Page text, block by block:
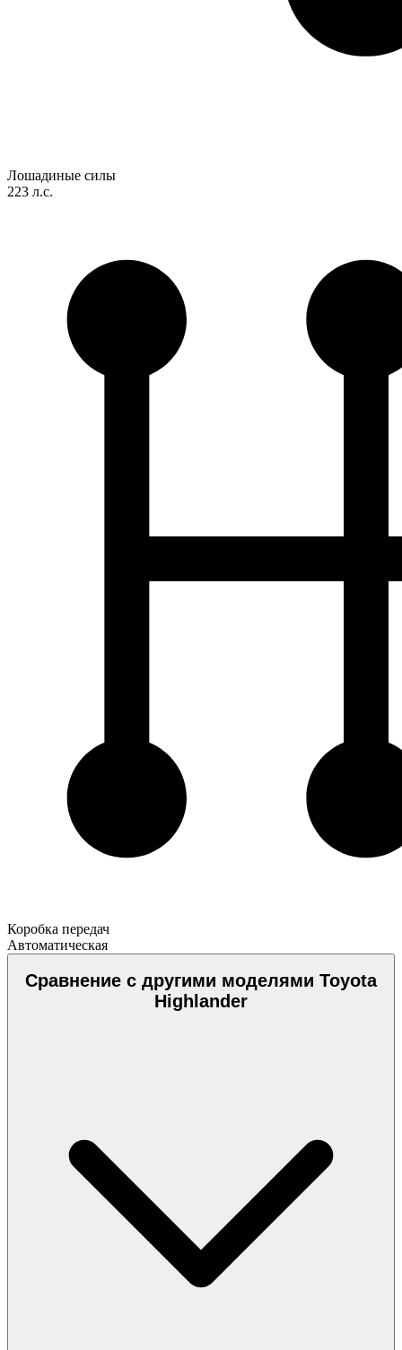
Лошадиные силы
223 л.с.
Коробка передач
Автоматическая
Сравнение с другими моделями Toyota
Highlander